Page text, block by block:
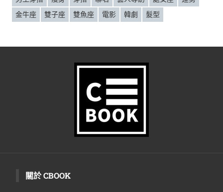
金牛座
雙子座 雙魚座 電影 韓劇 髮型
關於 CBOOK